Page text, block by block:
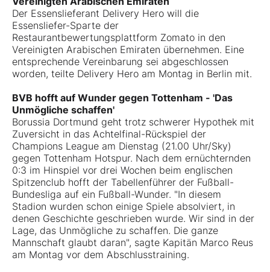
Der Essenslieferant Delivery Hero will die
Essensliefer-Sparte der
Restaurantbewertungsplattform Zomato in den
Vereinigten Arabischen Emiraten übernehmen. Eine
entsprechende Vereinbarung sei abgeschlossen
worden, teilte Delivery Hero am Montag in Berlin mit.
BVB hofft auf Wunder gegen Tottenham - 'Das
Unmögliche schaffen'
Borussia Dortmund geht trotz schwerer Hypothek mit
Zuversicht in das Achtelfinal-Rückspiel der
Champions League am Dienstag (21.00 Uhr/Sky)
gegen Tottenham Hotspur. Nach dem ernüchternden
0:3 im Hinspiel vor drei Wochen beim englischen
Spitzenclub hofft der Tabellenführer der Fußball-
Bundesliga auf ein Fußball-Wunder. "In diesem
Stadion wurden schon einige Spiele absolviert, in
denen Geschichte geschrieben wurde. Wir sind in der
Lage, das Unmögliche zu schaffen. Die ganze
Mannschaft glaubt daran", sagte Kapitän Marco Reus
am Montag vor dem Abschlusstraining.